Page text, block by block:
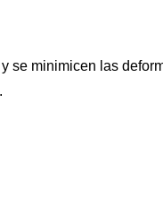
se minimicen las